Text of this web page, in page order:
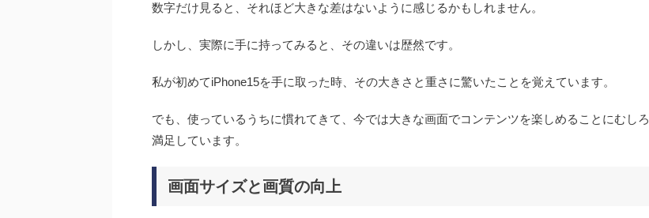
数字だけ見ると、それほど大きな差はないように感じるかもしれません。
しかし、実際に手に持ってみると、その違いは歴然です。
私が初めてiPhone15を手に取った時、その大きさと重さに驚いたことを覚えています。
でも、使っているうちに慣れてきて、今では大きな画面でコンテンツを楽しめることにむしろ
満足しています。
画面サイズと画質の向上